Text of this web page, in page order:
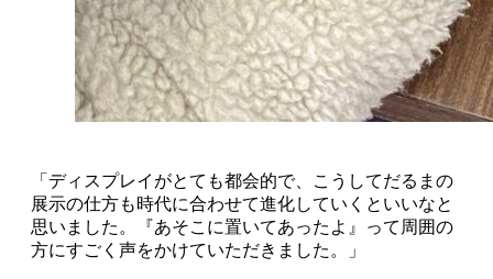
「ディスプレイがとても都会的で、こうしてだるまの
展示の仕方も時代に合わせて進化していくといいなと
思いました。『あそこに置いてあったよ』って周囲の
方にすごく声をかけていただきました。」